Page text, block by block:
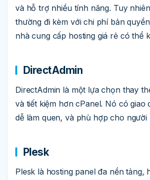
và hỗ trợ nhiều tính năng. Tuy
thường đi kèm với chi phí bản
nhà cung cấp hosting giá rẻ có thể
DirectAdmin
DirectAdmin là một lựa chọn thay
và tiết kiệm hơn cPanel. Nó có giao
dễ làm quen, và phù hợp cho người
Plesk
Plesk là hosting panel đa nền tảng,